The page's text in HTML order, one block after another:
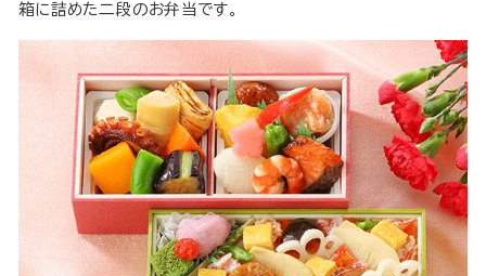
箱に詰めた二段のお弁当です。